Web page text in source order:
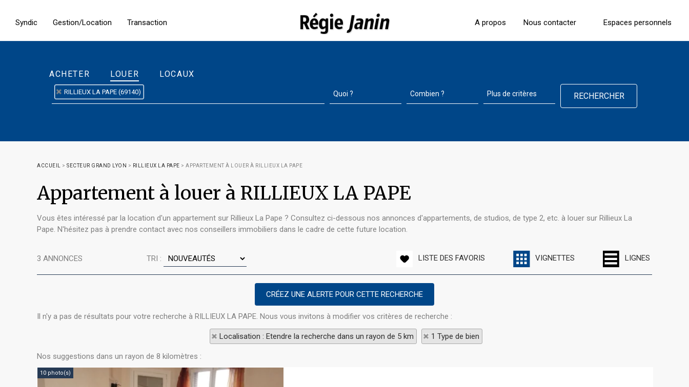
A propos Nous contacter Espaces personnels
Syndic Gestion/Location Transaction
ACHETER LOUER LOCAUX
RILLIEUX LA PAPE (69140)
ACCUEIL > SECTEUR GRAND LYON > RILLIEUX LA PAPE > APPARTEMENT À LOUER À RILLIEUX LA PAPE
Appartement à louer à RILLIEUX LA PAPE
Vous êtes intéressé par la location d'un appartement sur Rillieux La Pape ? Consultez ci-dessous nos annonces d'appartements, de studios, de type 2, etc. à louer sur Rillieux La
Pape. N'hésitez pas à prendre contact avec nos conseillers immobiliers dans le cadre de cette future location.
3 ANNONCES TRI : LISTE DES FAVORIS VIGNETTES LIGNES
Il n'y a pas de résultats pour votre recherche à RILLIEUX LA PAPE. Nous vous invitons à modifier vos critères de recherche :
Localisation : Etendre la recherche dans un rayon de 5 km 1 Type de bien
Nos suggestions dans un rayon de 8 kilomètres :
10 photo(s)